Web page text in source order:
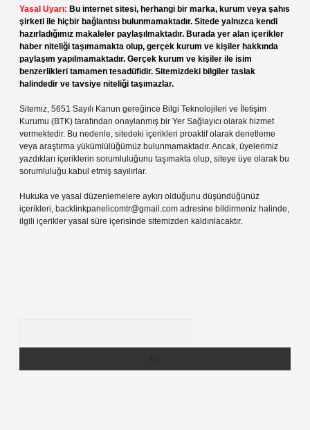
Yasal Uyarı: Bu internet sitesi, herhangi bir marka, kurum veya şahıs
şirketi ile hiçbir bağlantısı bulunmamaktadır. Sitede yalnızca kendi
hazırladığımız makaleler paylaşılmaktadır. Burada yer alan içerikler
haber niteliği taşımamakta olup, gerçek kurum ve kişiler hakkında
paylaşım yapılmamaktadır. Gerçek kurum ve kişiler ile isim
benzerlikleri tamamen tesadüfidir. Sitemizdeki bilgiler taslak
halindedir ve tavsiye niteliği taşımazlar.
Sitemiz, 5651 Sayılı Kanun gereğince Bilgi Teknolojileri ve İletişim
Kurumu (BTK) tarafından onaylanmış bir Yer Sağlayıcı olarak hizmet
vermektedir. Bu nedenle, sitedeki içerikleri proaktif olarak denetleme
veya araştırma yükümlülüğümüz bulunmamaktadır. Ancak, üyelerimiz
yazdıkları içeriklerin sorumluluğunu taşımakta olup, siteye üye olarak bu
sorumluluğu kabul etmiş sayılırlar.
Hukuka ve yasal düzenlemelere aykırı olduğunu düşündüğünüz
içerikleri, backlinkpanelicomtr@gmail.com adresine bildirmeniz halinde,
ilgili içerikler yasal süre içerisinde sitemizden kaldırılacaktır.